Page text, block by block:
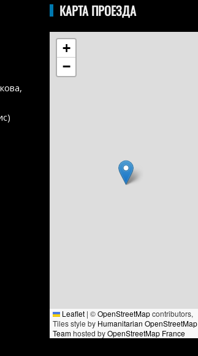
КАРТА ПРОЕЗДА
+
−
Leaflet | ©OpenStreetMapcontributors,
Tiles style by Humanitarian OpenStreetMap
Teamhosted byOpenStreetMap France